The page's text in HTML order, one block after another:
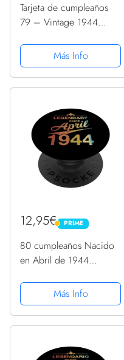
Tarjeta de cumpleaños
79 – Vintage 1944
divertida tarjeta de
felicitación para
hombres y mujeres,
para mujeres,...
Más Info
12,95€ PRIME
PRIME
80 cumpleaños Nacido
en Abril de 1944
PopSockets PopGrip
Intercambiable
Más Info